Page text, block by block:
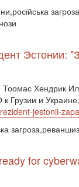
Эстонии:
Хендрик
Грузии и
jestonii-
for